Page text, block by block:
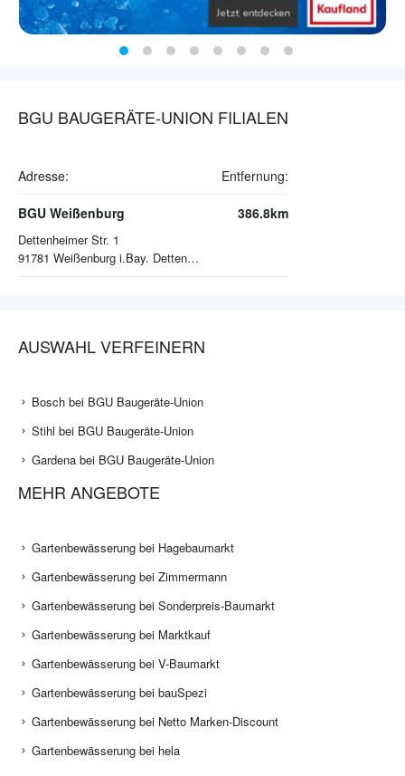
BGU BAUGERÄTE-UNION FILIALEN
Adresse: Entfernung:
BGU Weißenburg
Dettenheimer Str. 1
91781 Weißenburg i.Bay. Dettenheim
386.8km
AUSWAHL VERFEINERN
Bosch bei BGU Baugeräte-Union
Stihl bei BGU Baugeräte-Union
Gardena bei BGU Baugeräte-Union
MEHR ANGEBOTE
Gartenbewässerung bei Hagebaumarkt
Gartenbewässerung bei Zimmermann
Gartenbewässerung bei Sonderpreis-Baumarkt
Gartenbewässerung bei Marktkauf
Gartenbewässerung bei V-Baumarkt
Gartenbewässerung bei bauSpezi
Gartenbewässerung bei Netto Marken-Discount
Gartenbewässerung bei hela